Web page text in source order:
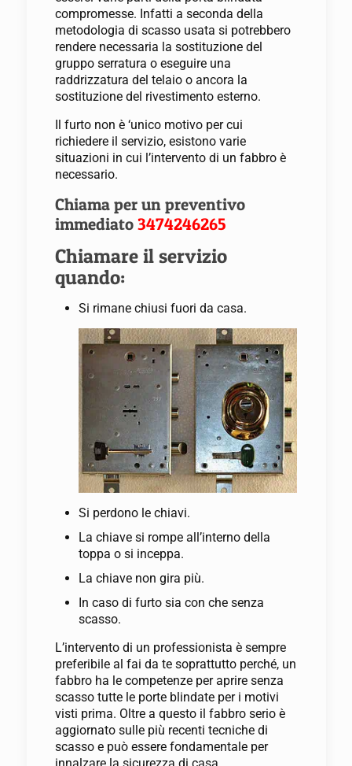
compromesse. Infatti a seconda della
metodologia di scasso usata si potrebbero
rendere necessaria la sostituzione del
gruppo serratura o eseguire una
raddrizzatura del telaio o ancora la
sostituzione del rivestimento esterno.
Il furto non è ‘unico motivo per cui
richiedere il servizio, esistono varie
situazioni in cui l’intervento di un fabbro è
necessario.
Chiama per un preventivo
immediato 3474246265
Chiamare il servizio
quando:
Si rimane chiusi fuori da casa.
Si perdono le chiavi.
La chiave si rompe all’interno della
toppa o si inceppa.
La chiave non gira più.
In caso di furto sia con che senza
scasso.
L’intervento di un professionista è sempre
preferibile al fai da te soprattutto perché, un
fabbro ha le competenze per aprire senza
scasso tutte le porte blindate per i motivi
visti prima. Oltre a questo il fabbro serio è
aggiornato sulle più recenti tecniche di
scasso e può essere fondamentale per